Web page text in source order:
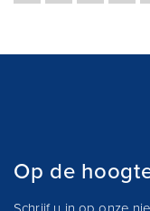
Op de